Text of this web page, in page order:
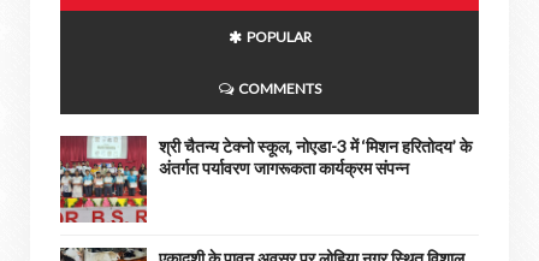
POPULAR
COMMENTS
श्री चैतन्य टेक्नो स्कूल, नोएडा-3 में ‘मिशन हरितोदय’ के
अंतर्गत पर्यावरण जागरूकता कार्यक्रम संपन्न